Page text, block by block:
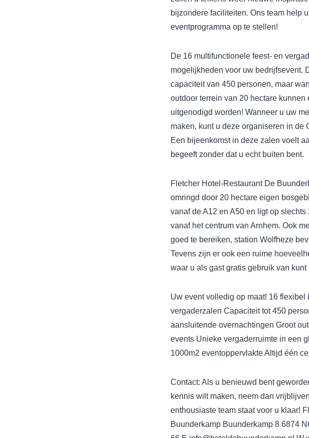
bijzondere faciliteiten. Ons team help
eventprogramma op te stellen!
De 16 multifunctionele feest- en
mogelijkheden voor uw bedrijfsevent.
capaciteit van 450 personen, maar
outdoor terrein van 20 hectare
uitgenodigd worden! Wanneer u uw
maken, kunt u deze organiseren in de
Een bijeenkomst in deze zalen voelt
begeeft zonder dat u echt buiten bent.
Fletcher Hotel-Restaurant De
omringd door 20 hectare eigen
vanaf de A12 en A50 en ligt op
vanaf het centrum van Arnhem. Ook
goed te bereiken, station Wolfheze
Tevens zijn er ook een ruime
waar u als gast gratis gebruik van kunt
Uw event volledig op maat! 16 flexibel
vergaderzalen Capaciteit tot 450
aansluitende overnachtingen Groot
events Unieke vergaderruimte in een
1000m2 eventoppervlakteAltijd één
Contact: Als u benieuwd bent
kennis wilt maken, neem dan
enthousiaste team staat voor u klaar!
Buunderkamp Buunderkamp 8 6874